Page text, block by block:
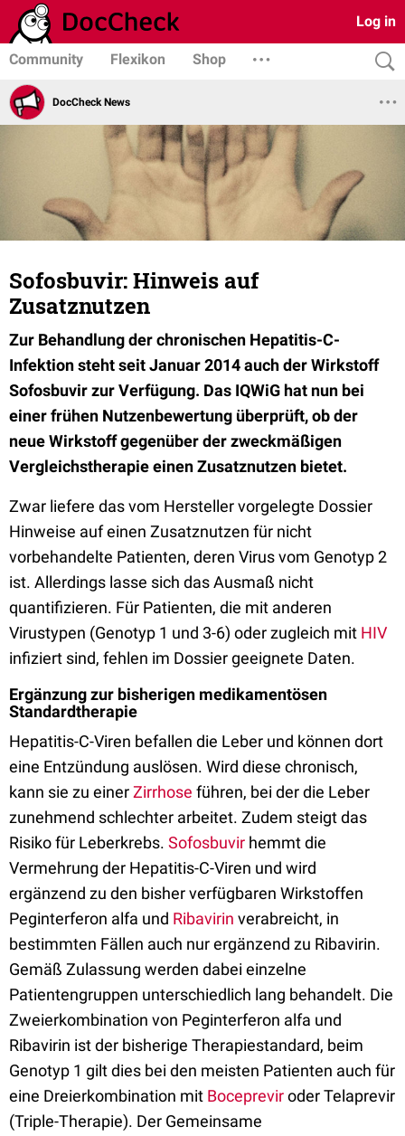
Log in
Community Flexikon Shop
DocCheck News
Sofosbuvir: Hinweis auf
Zusatznutzen
Zur Behandlung der chronischen Hepatitis-C-
Infektion steht seit Januar 2014 auch der Wirkstoff
Sofosbuvir zur Verfügung. Das IQWiG hat nun bei
einer frühen Nutzenbewertung überprüft, ob der
neue Wirkstoff gegenüber der zweckmäßigen
Vergleichstherapie einen Zusatznutzen bietet.
Zwar liefere das vom Hersteller vorgelegte Dossier
Hinweise auf einen Zusatznutzen für nicht
vorbehandelte Patienten, deren Virus vom Genotyp 2
ist. Allerdings lasse sich das Ausmaß nicht
quantifizieren. Für Patienten, die mit anderen
Virustypen (Genotyp 1 und 3-6) oder zugleich mit HIV
infiziert sind, fehlen im Dossier geeignete Daten.
Ergänzung zur bisherigen medikamentösen
Standardtherapie
Hepatitis-C-Viren befallen die Leber und können dort
eine Entzündung auslösen. Wird diese chronisch,
kann sie zu einerZirrhose führen, bei der die Leber
zunehmend schlechter arbeitet. Zudem steigt das
Risiko für Leberkrebs. Sofosbuvir hemmt die
Vermehrung der Hepatitis-C-Viren und wird
ergänzend zu den bisher verfügbaren Wirkstoffen
Peginterferon alfa und Ribavirin verabreicht, in
bestimmten Fällen auch nur ergänzend zu Ribavirin.
Gemäß Zulassung werden dabei einzelne
Patientengruppen unterschiedlich lang behandelt. Die
Zweierkombination von Peginterferon alfa und
Ribavirin ist der bisherige Therapiestandard, beim
Genotyp 1 gilt dies bei den meisten Patienten auch für
eine Dreierkombination mit Bocepreviroder Telaprevir
(Triple-Therapie). Der Gemeinsame